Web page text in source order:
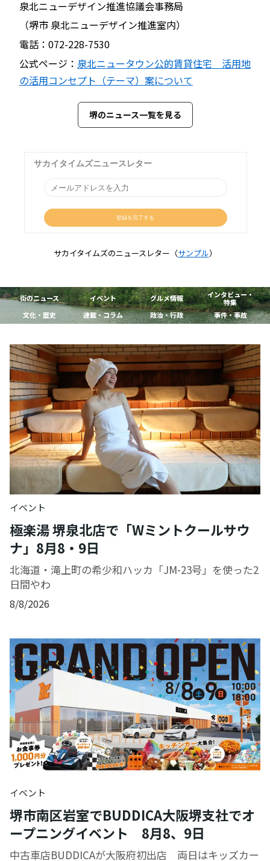
泉北ニューデザイン推進協議会事務局
（堺市 泉北ニューデザイン推進室内）
電話：072-228-7530
公式ページ： 泉北ニュータウン公的賃貸住宅 活用地
の活用コンセプト（テーマ）案について
堺のニュース一覧を見る
サカイタイムズのニュースレター（サンプル）
街のニュース イベント グルメ情報
インタビュー・
特集
文化・歴史
連載・コラム 政治・行政 事件・事故
イベント
極楽湯 堺泉北店で「Wミントクールサウ
ナ」8月8・9日
北海道・滝上町の希少和ハッカ「JM-23号」を使った2
日間やわ
8/8/2026
イベント
堺市南区岩室でBUDDICA大阪堺支社でオ
ープニングイベント 8月8、9日
中古車店BUDDICAが大阪府初出店 両日はキッズカー